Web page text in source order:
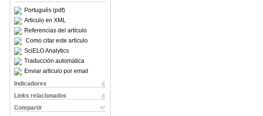
Portugués (pdf)
Articulo en XML
Referencias del artículo
Como citar este artículo
SciELO Analytics
Traducción automática
Enviar articulo por email
Indicadores
Links relacionados
Compartir